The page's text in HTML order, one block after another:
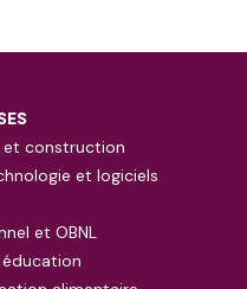
et construction
et logiciels
et OBNL